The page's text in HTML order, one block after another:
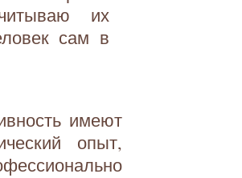
их
сам в
имеют
опыт,